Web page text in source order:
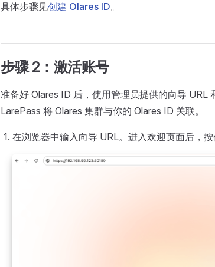
具体步骤见创建 Olares ID。
步骤 2：激活账号
准备好 Olares ID 后，使用管理员提供的向导 URL
LarePass 将 Olares 集群与你的 Olares ID 关联。
在浏览器中输入向导 URL。进入欢迎页面后，按